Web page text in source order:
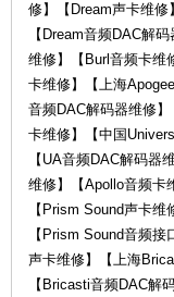
修】【Dream声卡维
【Dream音频DAC解
维修】【Burl音频卡维
卡维修】【上海
音频DAC解码器维修
卡维修】【中国
【UA音频DAC解码
维修】【Apollo音频卡
【Prism Sound声卡
【Prism Sound音频
声卡维修】【上海
【Bricasti音频DAC解